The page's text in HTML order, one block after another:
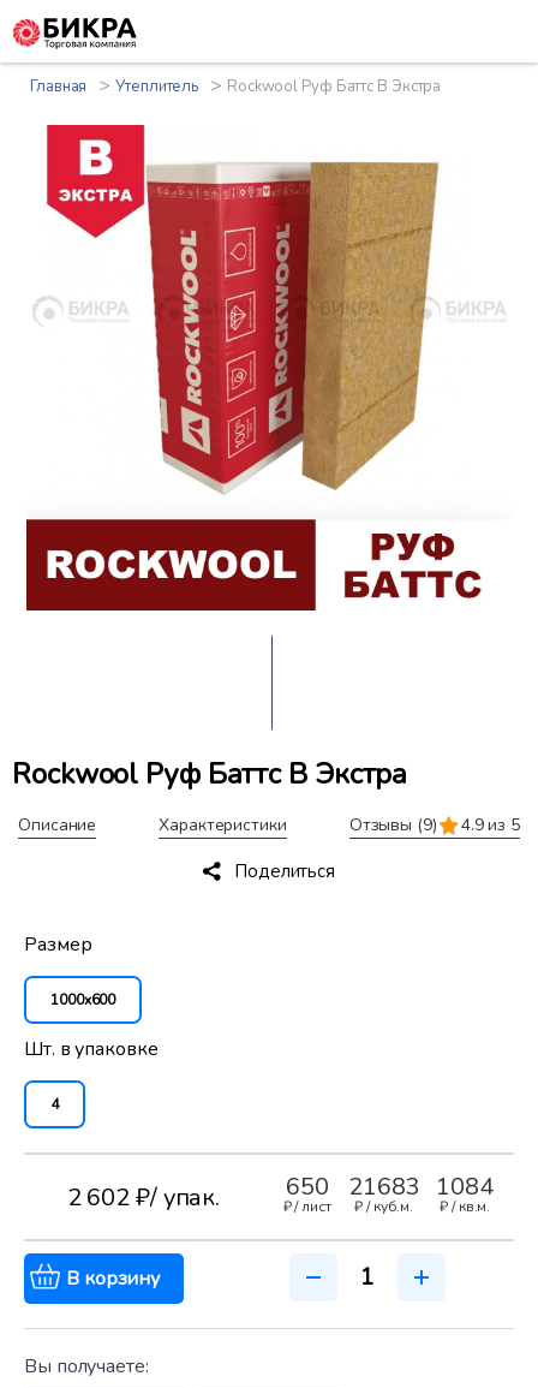
Главная >Утеплитель > Rockwool Руф Баттс В Экстра
Rockwool Руф Баттс В Экстра
Описание Характеристики Отзывы (9) 4.9 из 5
Поделиться
Размер
1000x600
Шт. в упаковке
4
2 602 ₽/ упак. 650
₽ /лист
21683
₽ /куб.м.
1084
₽ /кв.м.
В корзину
Вы получаете: